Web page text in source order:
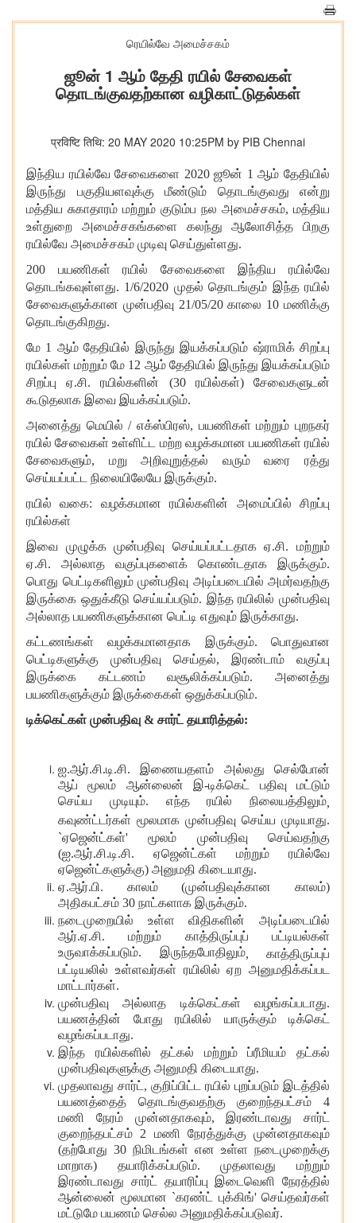
ரெயில்வே அமைச்சகம்
ஜூன் 1 ஆம் தேதி ரயில் சேவைகள்
தொடங்குவதற்கான வழிகாட்டுதல்கள்
प्रविष्टि तिथि: 20 MAY 2020 10:25PM by PIB Chennai
இந்திய ரயில்வே சேவைகளை 2020 ஜூன் 1 ஆம் தேதியில்
இருந்து பகுதியளவுக்கு மீண்டும் தொடங்குவது என்று
மத்திய சுகாதாரம் மற்றும் குடும்ப நல அமைச்சகம், மத்திய
உள்துறை அமைச்சகங்களை கலந்து ஆலோசித்த பிறகு
ரயில்வே அமைச்சகம் முடிவு செய்துள்ளது.
200 பயணிகள் ரயில் சேவைகளை இந்திய ரயில்வே
தொடங்கவுள்ளது. 1/6/2020 முதல் தொடங்கும் இந்த ரயில்
சேவைகளுக்கான முன்பதிவு 21/05/20காலை 10 மணிக்கு
தொடங்குகிறது.
மே 1 ஆம் தேதியில் இருந்து இயக்கப்படும் ஷ்ராமிக் சிறப்பு
ரயில்கள் மற்றும் மே 12 ஆம் தேதியில் இருந்து இயக்கப்படும்
சிறப்பு ஏ.சி. ரயில்களின் (30 ரயில்கள்) சேவைகளுடன்
கூடுதலாக இவை இயக்கப்படும்.
அனைத்து மெயில்/ எக்ஸ்பிரஸ், பயணிகள் மற்றும் புறநகர்
ரயில் சேவைகள் உள்ளிட்ட மற்ற வழக்கமான பயணிகள் ரயில்
சேவைகளும், மறு அறிவுறுத்தல் வரும் வரை ரத்து
செய்யப்பட்ட நிலையிலேயே இருக்கும்.
ரயில் வகை: வழக்கமான ரயில்களின் அமைப்பில் சிறப்பு
ரயில்கள்
இவை முழுக்க முன்பதிவு செய்யப்பட்டதாக ஏ.சி. மற்றும்
ஏ.சி. அல்லாத வகுப்புகளைக் கொண்டதாக இருக்கும்.
பொது பெட்டிகளிலும் முன்பதிவு அடிப்படையில் அமர்வதற்கு
இருக்கை ஒதுக்கீடு செய்யப்படும். இந்த ரயிலில் முன்பதிவு
அல்லாத பயணிகளுக்கான பெட்டி எதுவும் இருக்காது.
கட்டணங்கள் வழக்கமானதாக இருக்கும். பொதுவான
பெட்டிகளுக்கு முன்பதிவு செய்தல், இரண்டாம் வகுப்பு
இருக்கை கட்டணம் வசூலிக்கப்படும். அனைத்து
பயணிகளுக்கும் இருக்கைகள் ஒதுக்கப்படும்.
டிக்கெட்கள் முன்பதிவு & சார்ட் தயாரித்தல்:
ஐ.ஆர்.சி.டி.சி. இணையதளம் அல்லது செல்போன்
ஆப் மூலம் ஆன்லைன் இ-டிக்கெட் பதிவு மட்டும்
செய்ய முடியும். எந்த ரயில் நிலையத்திலும்,
கவுண்ட்டர்கள் மூலமாக முன்பதிவு செய்ய முடியாது.
`ஏஜென்ட்கள்' மூலம் முன்பதிவு செய்வதற்கு
(ஐ.ஆர்.சி.டி.சி. ஏஜென்ட்கள் மற்றும் ரயில்வே
ஏஜென்ட்களுக்கு) அனுமதி கிடையாது.
ஏ.ஆர்.பி. காலம்(முன்பதிவுக்கான காலம்)
அதிகபட்சம் 30 நாட்களாக இருக்கும்.
நடைமுறையில் உள்ள விதிகளின் அடிப்படையில்
ஆர்.ஏ.சி. மற்றும் காத்திருப்புப் பட்டியல்கள்
உருவாக்கப்படும். இருந்தபோதிலும், காத்திருப்புப்
பட்டியலில் உள்ளவர்கள் ரயிலில் ஏற அனுமதிக்கப்பட
மாட்டார்கள்.
முன்பதிவு அல்லாத டிக்கெட்கள் வழங்கப்படாது.
பயணத்தின் போது ரயிலில் யாருக்கும் டிக்கெட்
வழங்கப்படாது.
இந்த ரயில்களில் தட்கல் மற்றும் ப்ரீமியம் தட்கல்
முன்பதிவுகளுக்கு அனுமதி கிடையாது.
முதலாவது சார்ட் , குறிப்பிட்ட ரயில் புறப்படும் இடத்தில்
பயணத்தைத் தொடங்குவதற்கு குறைந்தபட்சம் 4
மணி நேரம் முன்னதாகவும், இரண்டாவது சார்ட்
குறைந்தபட்சம் 2 மணி நேரத்துக்கு முன்னதாகவும்
(தற்போது 30 நிமிடங்கள் என உள்ள நடைமுறைக்கு
மாறாக) தயாரிக்கப்படும். முதலாவது மற்றும்
இரண்டாவது சார்ட் தயாரிப்பு இடைவெளி நேரத்தில்
ஆன்லைன் மூலமான `கரண்ட் புக்கிங்' செய்தவர்கள்
மட்டுமே பயணம் செல்ல அனுமதிக்கப்படுவர்.